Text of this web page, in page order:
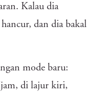
Kalau dia
dan dia bakal
mode baru:
di lajur kiri,